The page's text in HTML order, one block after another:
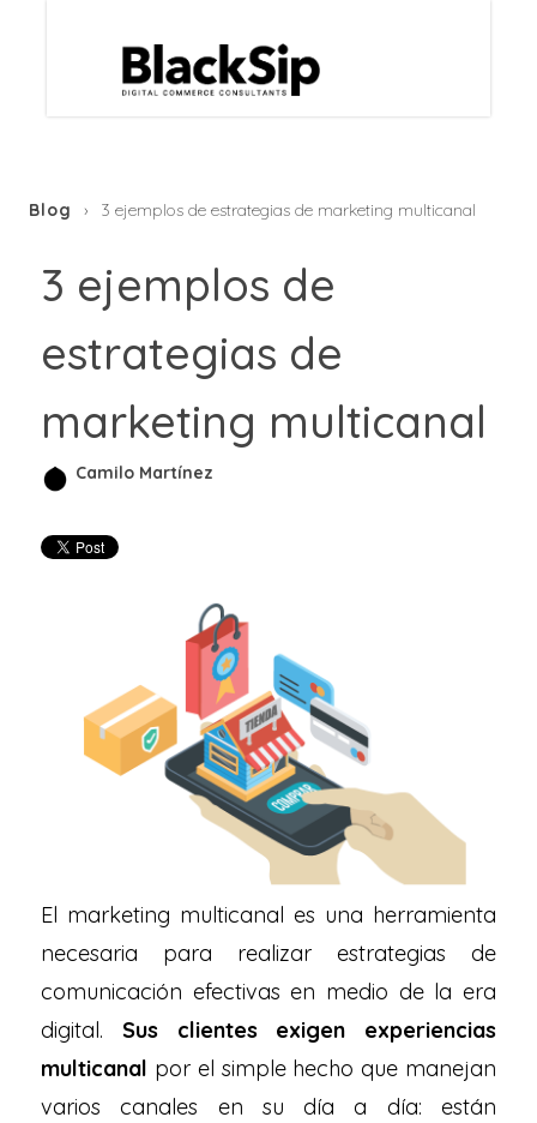
Blog 3 ejemplos de estrategias de marketing multicanal
3 ejemplos de
estrategias de
marketing multicanal
El marketing multicanal es una herramienta
necesaria para realizar estrategias de
comunicación efectivas en medio de la era
digital. Sus clientes exigen experiencias
multicanal por el simple hecho que manejan
varios canales en su día a día: están